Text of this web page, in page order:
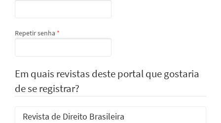
Repetir senha *
Em quais revistas deste portal que gostaria
de se registrar?
Revista de Direito Brasileira